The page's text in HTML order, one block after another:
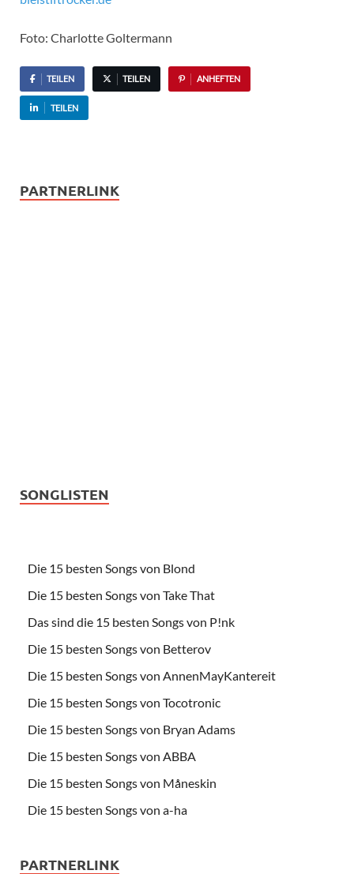
Foto: Charlotte Goltermann
TEILEN TEILEN ANHEFTEN
TEILEN
PARTNERLINK
SONGLISTEN
Die 15 besten Songs von Blond
Die 15 besten Songs von Take That
Das sind die 15 besten Songs von P!nk
Die 15 besten Songs von Betterov
Die 15 besten Songs von AnnenMayKantereit
Die 15 besten Songs von Tocotronic
Die 15 besten Songs von Bryan Adams
Die 15 besten Songs von ABBA
Die 15 besten Songs von Måneskin
Die 15 besten Songs von a-ha
PARTNERLINK